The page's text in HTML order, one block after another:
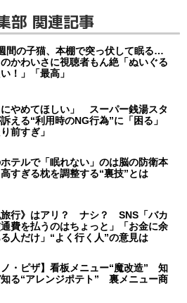
部 関連記事
間の子猫、本棚で突っ伏して眠る…
かわいさに視聴者もん絶「ぬいぐる
！」「最高」
にやめてほしい」 スーパー銭湯スタ
える“利用時のNG行為”に「困る」
り前すぎ」
テルで「眠れない」のは脳の防衛本
すぎる枕を調整する“裏技”とは
旅行》はアリ？ ナシ？ SNS「バカ
費を払うのはちょっと」「お金に余
人だけ」“よく行く人”の意見は
ノ・ピザ】看板メニュー“魔改造” 知
る“アレンジポテト” 裏メニュー商